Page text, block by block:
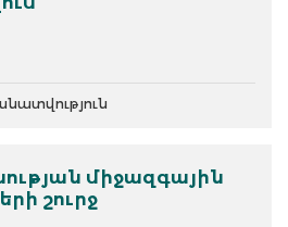
միջազգային
շուրջ